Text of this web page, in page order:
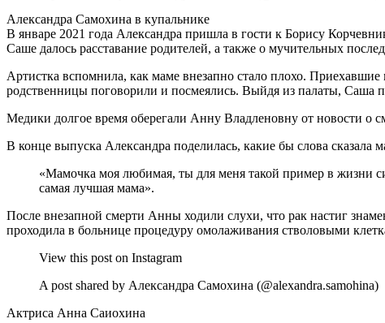
Александра Самохина в купальнике
В январе 2021 года Александра пришла в гости к Борису
Саше далось расставание родителей, а также о мучительных
Артистка вспомнила, как маме внезапно стало плохо.
родственницы поговорили и посмеялись. Выйдя из палаты, Саша
Медики долгое время оберегали Анну Владленовну от новости о
В конце выпуска Александра поделилась, какие бы слова сказала
«Мамочка моя любимая, ты для меня такой пример в жизни
самая лучшая мама».
После внезапной смерти Анны ходили слухи, что рак настиг
проходила в больнице процедуру омолаживания стволовыми
View this post on Instagram
A post shared by Александра Самохина (@alexandra.samohina)
Актриса Анна Саиохина